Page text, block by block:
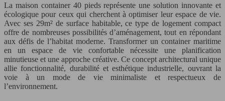
La maison container 40 pieds représente une solution innovante et
écologique pour ceux qui cherchent à optimiser leur espace de vie.
Avec ses 29m² de surface habitable, ce type de logement compact
offre de nombreuses possibilités d’aménagement, tout en répondant
aux défis de l’habitat moderne. Transformer un container maritime
en un espace de vie confortable nécessite une planification
minutieuse et une approche créative. Ce concept architectural unique
allie fonctionnalité, durabilité et esthétique industrielle, ouvrant la
voie à un mode de vie minimaliste et respectueux de
l’environnement.